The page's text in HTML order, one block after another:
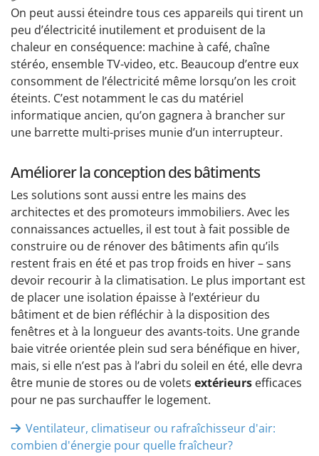
On peut aussi éteindre tous ces appareils qui tirent un
peu d’électricité inutilement et produisent de la
chaleur en conséquence: machine à café, chaîne
stéréo, ensemble TV-video, etc. Beaucoup d’entre eux
consomment de l’électricité même lorsqu’on les croit
éteints. C’est notamment le cas du matériel
informatique ancien, qu’on gagnera à brancher sur
une barrette multi-prises munie d’un interrupteur.
Améliorer la conception des bâtiments
Les solutions sont aussi entre les mains des
architectes et des promoteurs immobiliers. Avec les
connaissances actuelles, il est tout à fait possible de
construire ou de rénover des bâtiments afin qu’ils
restent frais en été et pas trop froids en hiver – sans
devoir recourir à la climatisation. Le plus important est
de placer une isolation épaisse à l’extérieur du
bâtiment et de bien réfléchir à la disposition des
fenêtres et à la longueur des avants-toits. Une grande
baie vitrée orientée plein sud sera bénéfique en hiver,
mais, si elle n’est pas à l’abri du soleil en été, elle devra
être munie de stores ou de volets extérieurs efficaces
pour ne pas surchauffer le logement.
Ventilateur, climatiseur ou rafraîchisseur d'air:
combien d'énergie pour quelle fraîcheur?